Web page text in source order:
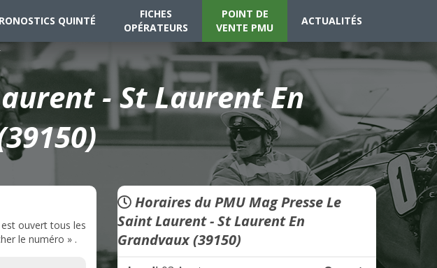
QUINTÉ
FICHES
OPÉRATEURS
POINT DE
VENTE PMU
ACTUALITÉS
- St Laurent En
ouvert tous les
le numéro » .
Horaires du PMU Mag Presse Le
Saint Laurent - St Laurent En
Grandvaux (39150)